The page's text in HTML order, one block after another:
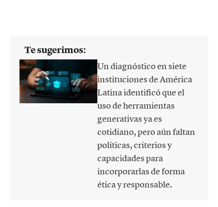
Te sugerimos:
Un diagnóstico en siete
instituciones de América
Latina identificó que el
uso de herramientas
generativas ya es
cotidiano, pero aún faltan
políticas, criterios y
capacidades para
incorporarlas de forma
ética y responsable.